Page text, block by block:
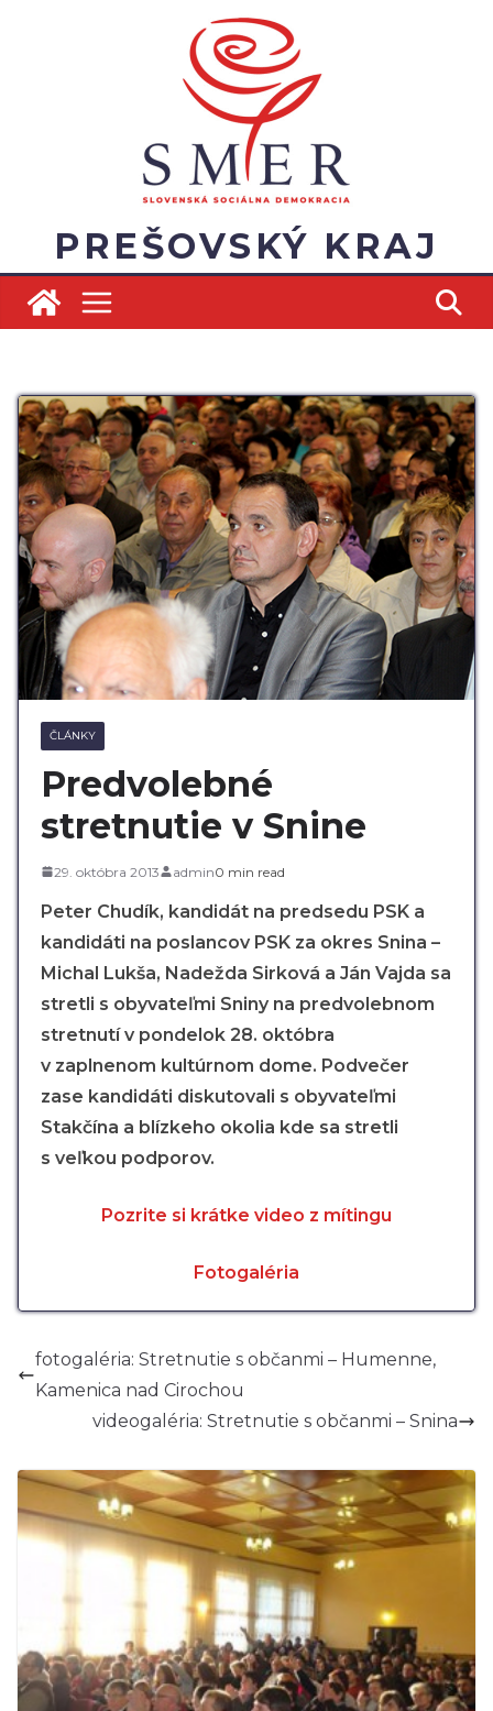
PREŠOVSKÝ KRAJ
ČLÁNKY
Predvolebné
stretnutie v Snine
29. októbra 2013 admin0 min read
Peter Chudík, kandidát na predsedu PSK a
kandidáti na poslancov PSK za okres Snina –
Michal Lukša, Nadežda Sirková a Ján Vajda sa
stretli s obyvateľmi Sniny na predvolebnom
stretnutí v pondelok 28. októbra
v zaplnenom kultúrnom dome. Podvečer
zase kandidáti diskutovali s obyvateľmi
Stakčína a blízkeho okolia kde sa stretli
s veľkou podporov.
Pozrite si krátke video z mítingu
Fotogaléria
fotogaléria: Stretnutie s občanmi – Humenne,
Kamenica nad Cirochou
videogaléria: Stretnutie s občanmi – Snina